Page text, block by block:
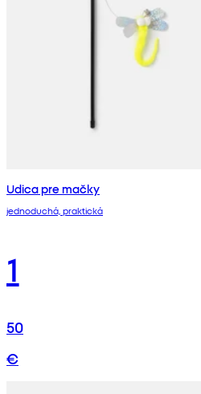
Udica pre mačky
jednoduchá, praktická
1
50
€